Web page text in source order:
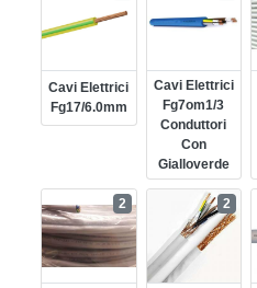
Cavi Elettrici
Fg17/6.0mm
Cavi Elettrici
Fg7om1/3
Conduttori
Con
Gialloverde
2 2